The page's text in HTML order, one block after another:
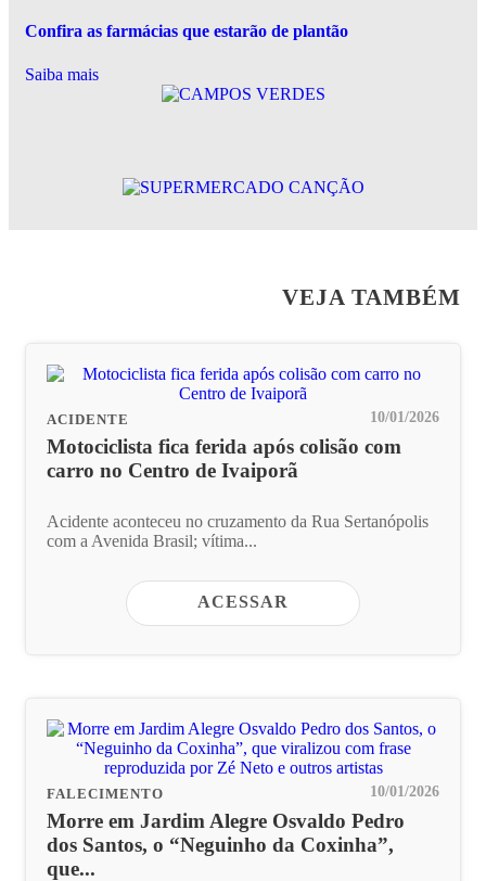
Confira as farmácias que estarão de plantão
Saiba mais
VEJA TAMBÉM
ACIDENTE 10/01/2026
Motociclista fica ferida após colisão com
carro no Centro de Ivaiporã
Acidente aconteceu no cruzamento da Rua Sertanópolis
com a Avenida Brasil; vítima...
ACESSAR
FALECIMENTO 10/01/2026
Morre em Jardim Alegre Osvaldo Pedro
dos Santos, o “Neguinho da Coxinha”,
que...